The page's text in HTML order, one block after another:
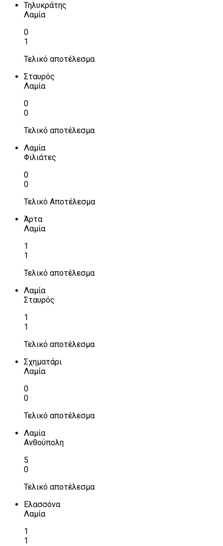
Τηλυκράτης
Λαμία
0
1
Τελικό αποτέλεσμα
Σταυρός
Λαμία
0
0
Τελικό αποτέλεσμα
Λαμία
Φιλιάτες
0
0
Τελικό Αποτέλεσμα
Άρτα
Λαμία
1
1
Τελικό αποτέλεσμα
Λαμία
Σταυρός
1
1
Τελικό αποτέλεσμα
Σχηματάρι
Λαμία
0
0
Τελικό αποτέλεσμα
Λαμία
Ανθούπολη
5
0
Τελικό αποτέλεσμα
Ελασσόνα
Λαμία
1
1